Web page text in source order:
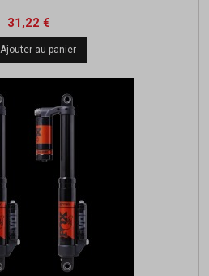
Prix
31,22 €
Ajouter au panier